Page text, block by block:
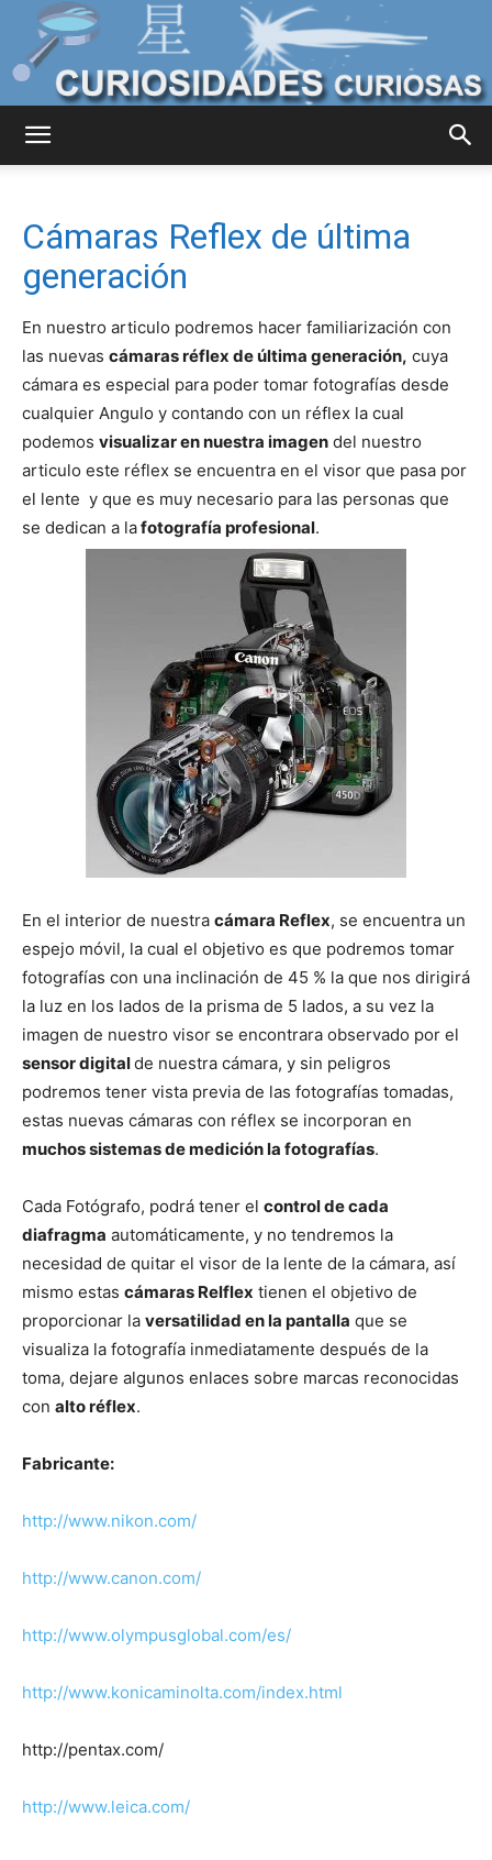
Curiosas
del
Mundo
Cámaras Reflex de última
generación
En nuestro articulo podremos hacer familiarización con
las nuevas cámaras réflex de última generación, cuya
cámara es especial para poder tomar fotografías desde
cualquier Angulo y contando con un réflex la cual
podemos visualizar en nuestra imagen del nuestro
articulo este réflex se encuentra en el visor que pasa por
el lente y que es muy necesario para las personas que
se dedican a lafotografía profesional.
En el interior de nuestra cámara Reflex, se encuentra un
espejo móvil, la cual el objetivo es que podremos tomar
fotografías con una inclinación de 45 % la que nos dirigirá
la luz en los lados de la prisma de 5 lados, a su vez la
imagen de nuestro visor se encontrara observado por el
sensor digitalde nuestra cámara, y sin peligros
podremos tener vista previa de las fotografías tomadas,
estas nuevas cámaras con réflex se incorporan en
muchos sistemas de medición la fotografías.
Cada Fotógrafo, podrá tener el control de cada
diafragma automáticamente, y no tendremos la
necesidad de quitar el visor de la lente de la cámara, así
mismo estas cámaras Relflex tienen el objetivo de
proporcionar la versatilidad en la pantalla que se
visualiza la fotografía inmediatamente después de la
toma, dejare algunos enlaces sobre marcas reconocidas
con alto réflex.
Fabricante:
http://www.nikon.com/
http://www.canon.com/
http://www.olympusglobal.com/es/
http://www.konicaminolta.com/index.html
http://pentax.com/
http://www.leica.com/